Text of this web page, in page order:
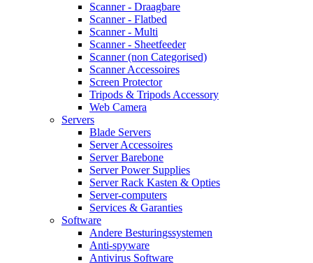
Scanner - Draagbare
Scanner - Flatbed
Scanner - Multi
Scanner - Sheetfeeder
Scanner (non Categorised)
Scanner Accessoires
Screen Protector
Tripods & Tripods Accessory
Web Camera
Servers
Blade Servers
Server Accessoires
Server Barebone
Server Power Supplies
Server Rack Kasten & Opties
Server-computers
Services & Garanties
Software
Andere Besturingssystemen
Anti-spyware
Antivirus Software